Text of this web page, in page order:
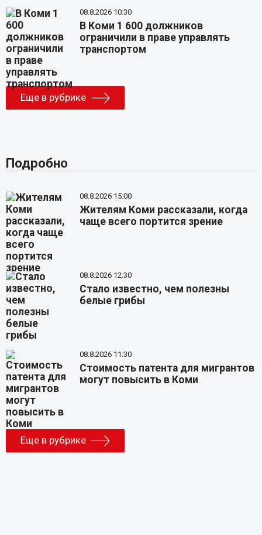
08.8.2026 10:30
В Коми 1 600 должников
ограничили в праве управлять
транспортом
Еще в рубрике
Подробно
08.8.2026 15:00
Жителям Коми рассказали, когда
чаще всего портится зрение
08.8.2026 12:30
Стало известно, чем полезны
белые грибы
08.8.2026 11:30
Стоимость патента для мигрантов
могут повысить в Коми
Еще в рубрике